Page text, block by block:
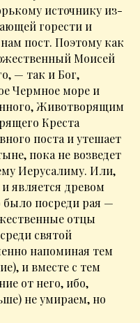
источнику из-
горести и
пост. Поэтому как
Моисей
— так и Бог,
Чермное море и
Животворящим
Креста
поста и утешает
пока не возведет
Иерусалиму. Или,
является древом
было посреди рая —
отцы
святой
напоминая тем
и вместе с тем
от него, ибо,
не умираем, но